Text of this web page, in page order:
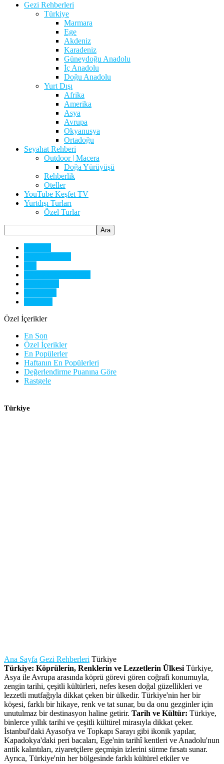
Gezi Rehberleri
Türkiye
Marmara
Ege
Akdeniz
Karadeniz
Güneydoğu Anadolu
İç Anadolu
Doğu Anadolu
Yurt Dışı
Afrika
Amerika
Asya
Avrupa
Okyanusya
Ortadoğu
Seyahat Rehberi
Outdoor | Macera
Doğa Yürüyüşü
Rehberlik
Oteller
YouTube Keşfet TV
Yurtdışı Turları
Özel Turlar
Özel İçerikler
En Son
Özel İçerikler
En Popülerler
Haftanın En Popülerleri
Değerlendirme Puanına Göre
Rastgele
Türkiye
Ana Sayfa Gezi Rehberleri Türkiye
Türkiye: Köprülerin, Renklerin ve Lezzetlerin Ülkesi Türkiye,
Asya ile Avrupa arasında köprü görevi gören coğrafi konumuyla,
zengin tarihi, çeşitli kültürleri, nefes kesen doğal güzellikleri ve
lezzetli mutfağıyla dikkat çeken bir ülkedir. Türkiye'nin her bir
köşesi, farklı bir hikaye, renk ve tat sunar, bu da onu gezginler için
unutulmaz bir destinasyon haline getirir. Tarih ve Kültür: Türkiye,
binlerce yıllık tarihi ve çeşitli kültürel mirasıyla dikkat çeker.
İstanbul'daki Ayasofya ve Topkapı Sarayı gibi ikonik yapılar,
Kapadokya'daki peri bacaları, Ege'nin tarihî kentleri ve Anadolu'nun
antik kalıntıları, ziyaretçilere geçmişin izlerini sürme fırsatı sunar.
Ayrıca, Türkiye'nin her bölgesinde farklı kültürel etkiler ve